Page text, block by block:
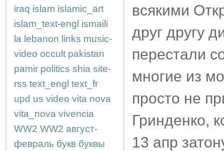
iraq islam islamic_art
islam_text-engl ismaili
la lebanon links music-
video occult pakistan
pamir politics shia site-
rss text_engl text_fr
upd us video vita nova
vita_nova vivencia
WW2 WW2 август-
февраль букв буквы
всякими
друг другу
перестали
многие из
просто не
Гринденко,
13 апр